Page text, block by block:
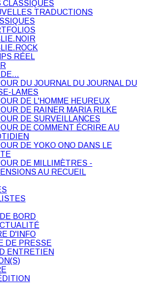
CLASSIQUES
TRADUCTIONS
RÉEL
DE…
DU JOURNAL DU JOURNAL DU
LAMES
DE L'HOMME HEUREUX
DE RAINER MARIA RILKE
DE SURVEILLANCES
DE COMMENT ÉCRIRE AU
DE YOKO ONO DANS LE
DE MILLIMÈTRES -
AU RECUEIL
BORD
D'INFO
DE PRESSE
ENTRETIEN